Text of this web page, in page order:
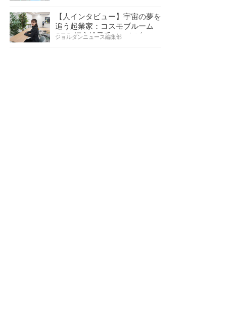
【人インタビュー】宇宙の夢を
追う起業家：コスモブルーム
CEO 福永桃子氏インタビ…
ジョルダンニュース編集部